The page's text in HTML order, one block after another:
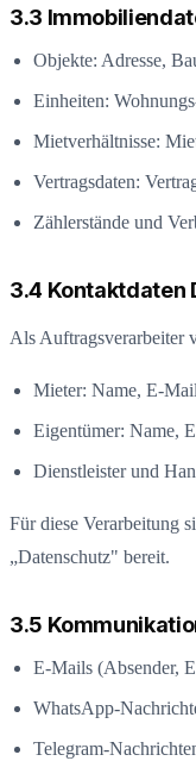
3.3
Objekte: Adresse,
Einheiten:
Mietverhältnisse:
Vertragsdaten:
Zählerstände und
3.4 Kontaktdaten
Als Auftragsverarbeiter
Mieter: Name, E-
Eigentümer: Name,
Dienstleister und
Für diese Verarbeitung
„Datenschutz" bereit.
3.5
E-Mails (Absender,
WhatsApp-
Telegram-